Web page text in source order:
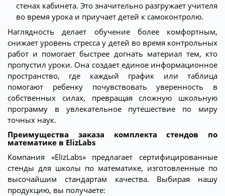
стенах кабинета. Это значительно разгружает учителя
во время урока и приучает детей к самоконтролю.
Наглядность делает обучение более комфортным,
снижает уровень стресса у детей во время контрольных
работ и помогает быстрее догнать материал тем, кто
пропустил уроки. Она создает единое информационное
пространство, где каждый график или таблица
помогают ребенку почувствовать уверенность в
собственных силах, превращая сложную школьную
программу в увлекательное путешествие по миру
точных наук.
Преимущества заказа комплекта стендов по
математике в ElizLabs
Компания «ElizLabs» предлагает сертифицированные
стенды для школы по математике, изготовленные по
высочайшим стандартам качества. Выбирая нашу
продукцию, вы получаете: